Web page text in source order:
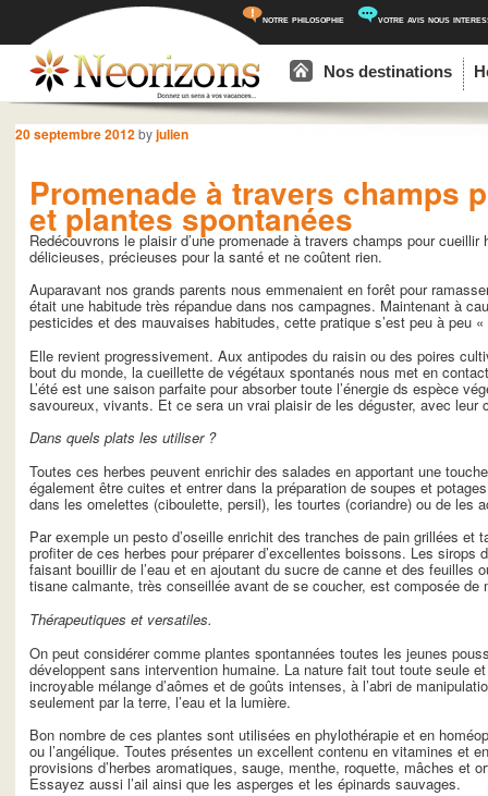
notre philosophie votre avis nous
Aller au contenu principal
Aller au contenu secondaire
Nos destinations
Navigation des articles
Promenade à travers champs
et plantes spontanées
20 septembre 2012byjulien
Redécouvrons le plaisir d’une promenade à travers champs pour
délicieuses, précieuses pour la santé et ne coûtent rien.
Auparavant nos grands parents nous emmenaient en forêt pour
était une habitude très répandue dans nos campagnes. Maintenant à
pesticides et des mauvaises habitudes, cette pratique s’est peu à peu
Elle revient progressivement. Aux antipodes du raisin ou des poires
bout du monde, la cueillette de végétaux spontanés nous met en
L’été est une saison parfaite pour absorber toute l’énergie ds espèce
savoureux, vivants. Et ce sera un vrai plaisir de les déguster, avec leur
Dans quels plats les utiliser ?
Toutes ces herbes peuvent enrichir des salades en apportant une
également être cuites et entrer dans la préparation de soupes et
dans les omelettes (ciboulette, persil), les tourtes (coriandre) ou de les
Par exemple un pesto d’oseille enrichit des tranches de pain grillées et
profiter de ces herbes pour préparer d’excellentes boissons. Les sirops
faisant bouillir de l’eau et en ajoutant du sucre de canne et des feuilles
tisane calmante, très conseillée avant de se coucher, est composée de
Thérapeutiques et versatiles.
On peut considérer comme plantes spontannées toutes les jeunes
développent sans intervention humaine. La nature fait tout toute seule
incroyable mélange d’aômes et de goûts intenses, à l’abri de
seulement par la terre, l’eau et la lumière.
Bon nombre de ces plantes sont utilisées en phylothérapie et en
ou l’angélique. Toutes présentes un excellent contenu en vitamines et
provisions d’herbes aromatiques, sauge, menthe, roquette, mâches et
Essayez aussi l’ail ainsi que les asperges et les épinards sauvages.